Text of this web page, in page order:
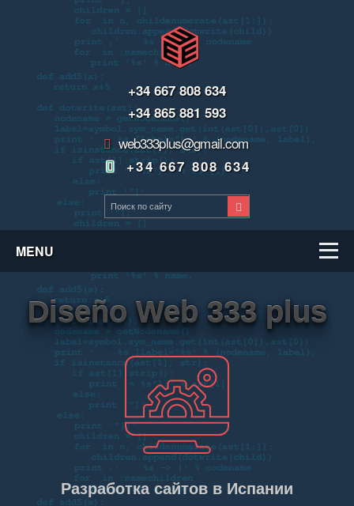
+34 667 808 634
+34 865 881 593
web333plus@gmail.com
+34 667 808 634
MENU
Diseño Web 333 plus
Разработка сайтов в Испании